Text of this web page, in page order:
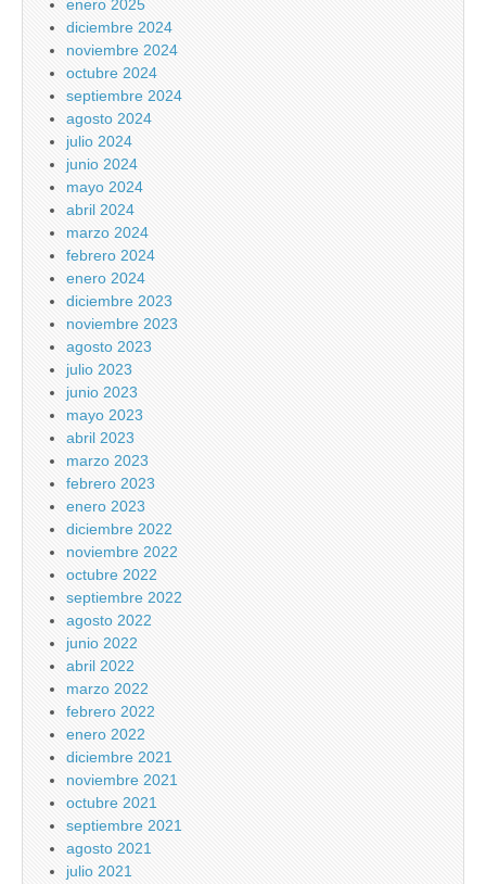
enero 2025
diciembre 2024
noviembre 2024
octubre 2024
septiembre 2024
agosto 2024
julio 2024
junio 2024
mayo 2024
abril 2024
marzo 2024
febrero 2024
enero 2024
diciembre 2023
noviembre 2023
agosto 2023
julio 2023
junio 2023
mayo 2023
abril 2023
marzo 2023
febrero 2023
enero 2023
diciembre 2022
noviembre 2022
octubre 2022
septiembre 2022
agosto 2022
junio 2022
abril 2022
marzo 2022
febrero 2022
enero 2022
diciembre 2021
noviembre 2021
octubre 2021
septiembre 2021
agosto 2021
julio 2021